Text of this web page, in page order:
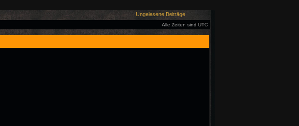
Ungelesene Beiträge
Alle Zeiten sind UTC